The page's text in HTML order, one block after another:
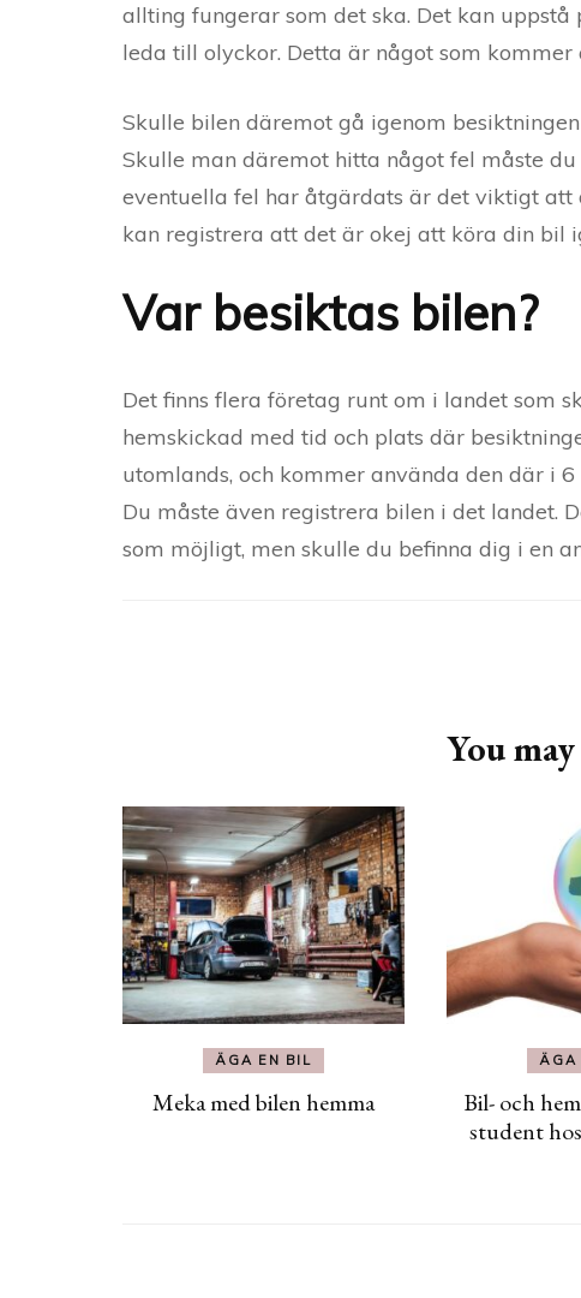
allting fungerar som det ska. Det kan
leda till olyckor. Detta är något som kommer
Skulle bilen däremot gå igenom
Skulle man däremot hitta något fel måste
eventuella fel har åtgärdats är det viktigt att
kan registrera att det är okej att köra din bil
Var besiktas bilen?
Det finns flera företag runt om i landet som
hemskickad med tid och plats där
utomlands, och kommer använda den där i
Du måste även registrera bilen i det landet.
som möjligt, men skulle du befinna dig i en
You
ÄGA EN BIL
Meka med bilen hemma
ÄGA
Bil- och
student